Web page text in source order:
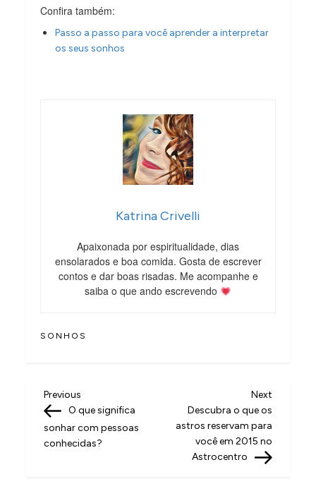
Confira também:
Passo a passo para você aprender a interpretar
os seus sonhos
Katrina Crivelli
Apaixonada por espiritualidade, dias
ensolarados e boa comida. Gosta de escrever
contos e dar boas risadas. Me acompanhe e
saiba o que ando escrevendo
SONHOS
N
a
v
Previous
Post
Previous
O que significa
sonhar com pessoas
conhecidas?
Next
Post
Next
Descubra o que os
astros reservam para
você em 2015 no
Astrocentro